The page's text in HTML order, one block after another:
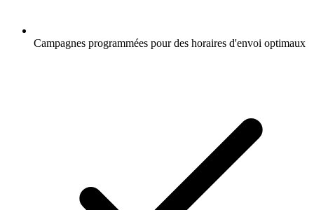
Campagnes programmées pour des horaires d'envoi optimaux